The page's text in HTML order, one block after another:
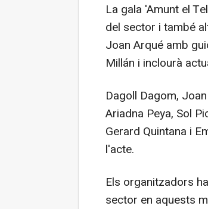
La gala 'Amunt el
del sector i també
Joan Arqué amb
Millán i inclourà
Dagoll Dagom,
Ariadna Peya, Sol
Gerard Quintana i
l'acte.
Els organitzadors
sector en aquests